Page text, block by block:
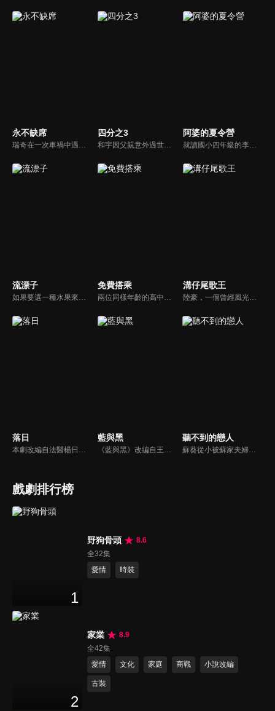
永不缺席
瑞奇在一次車禍中遇到汪芳與李柏文好心輸血，三人因輸血而相識，相知，進而相惜，並定下13日條約，三人於每月的13日約定相見，永不缺席。
四分之3
和宇因父親意外過世而回到家鄉，面臨被迫接手的賣菜車生意，以及因跛腳而過度保護他的母親，頓時讓和宇的世界瞬間崩塌，陷入絕望。就在此時，和宇遇見駐村藝術家玟萱，第一個不把自己跛腳當回事的女孩，還約跛腳的自己去騎單車，她在和宇混亂的世界裡，開了一扇窗，並協助他重新理解所謂的家庭。
阿婆的夏令營
就讀國小四年級的李軒，對快到的暑假有很多美好想法，沒想到放暑假前一天，爸爸被派到外地、媽媽出差，爸爸只好半哄半騙帶李軒回花蓮老家。因為跟阿婆非常不熟，再加上阿婆家都是他討厭的藥草味，又沒有電動和網路，又一直逼他做家事、吃青菜，於是李軒一心想要逃離阿婆家、逃離這個變成惡夢的暑假！
流漂子
如果要選一種水果來代表，你的青春滋味會是什麼？對永康街知名冰店的老闆小羅而言，也許青春的滋味就是芒果吧！《流漂子》以小羅的成長經歷為題材，讓觀眾看見一個出生於民國50年代的青年，如何揮灑年輕的熱情與愛情，找出自己所行的道路，並同時映照近三十年來台灣社會的演變。
免費搭乘
兩位同樣年齡的高中生，因為一張眷屬乘車證而有了交集；周瑞明為何冒名使用著別人的眷屬乘車證？那個叫呂理成的高中生，又為何會弄掉了他的眷屬乘車證呢？時間悠悠晃晃過了三十多年，所有的故事也將被一一揭開…
溝仔尾歌王
陸豪，一個曾經風光但現在落魄返鄉的失意歌王，不得志的抑鬱及妻子的離開讓他成了酒鬼，但內心仍是個極為疼愛子女的父親。他的女兒紅紅因為害怕再失去親人，努力維繫著家庭；兒子陸江江厭惡父親讓自己在眾人面前抬不起頭，卻又無法完全割捨親情。
落日
本劇改編自法醫楊日松先生一生所遭遇的真實案件。敘述終身奉獻台灣法醫志業、不求名利但求正義的法醫楊百川(劇中名)，及其從事於第一線法網工作的摯友、長官及學生，所共同面臨的刑事案件挑戰，是一部題材特殊且富社會意義的傳記式警匪推理劇集。
藍與黑
《藍與黑》改編自王藍所著的同名長篇小說（1958年發行，該書被譽為四大抗戰小說之一），故事發生在民國26年對日抗戰爆發到39年國民政府遷台期間，場景則橫跨天津、北平、重慶、上海到台灣，描述孤女唐琪、千金大小姐鄭美莊與孤兒張醒亞「兩女一男」之間，一段見證大時代的烽火戀。
聽不到的戀人
蘇葵從小被蘇家夫婦收養 失去家人的蘇葵對自己一無所知。她問母親，為什麼我的聲音不見了？母親則用夢幻的美人魚童話來安慰蘇葵，並且在將來的某一天，王子會來付出他的真愛，美妙的聲音就會回到蘇葵身邊了…
戲劇排行榜
1
野狗骨頭
8.6
全32集
愛情
時裝
2
家業
8.9
全42集
愛情
文化 家庭 商戰 小說改編
古裝